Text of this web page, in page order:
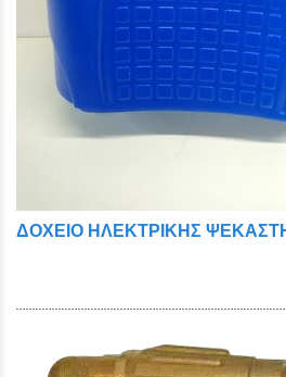
ΔΟΧΕΙΟ ΗΛΕΚΤΡΙΚΗΣ